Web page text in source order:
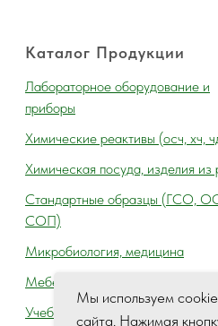
Мы используем
сайта. Нажимая
Каталог Продукции
Лабораторное оборудование и
приборы
Химические реактивы (осч, хч,
Химическая посуда, изделия из
Cтандартные образцы (ГСО,
СОП)
Микробиология, медицина
Мебель лабораторная
Учебное оборудование